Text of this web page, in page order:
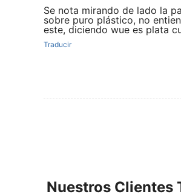
Se nota mirando de lado la
sobre puro plástico, no
este, diciendo wue es plata
Traducir
Nuestros Clientes